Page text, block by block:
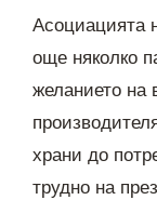
Асоциацията
още няколко
желанието на
храни до
трудно на